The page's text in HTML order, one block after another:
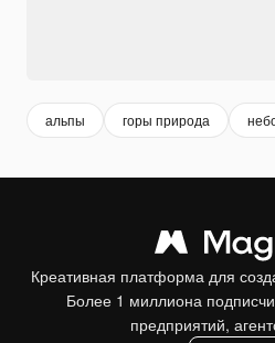
альпы горы природа
Креативная платформа для
Более 1 миллиона
предприятий,